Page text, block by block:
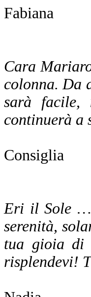
Fabiana
Cara
colonna. Da
sarà facile,
continuerà a
Consiglia
Eri il Sole …
serenità,
tua gioia di
risplendevi!